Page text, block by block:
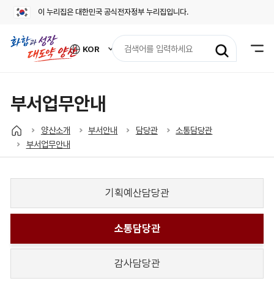
이 누리집은 대한민국 공식전자정부 누리집입니다.
검
색
KOR
이
트
로
가
열
부서업무안내
양산소개 부서안내 담당관
소통담당관
부서업무안내
기획예산담당관
소통담당관
감사담당관